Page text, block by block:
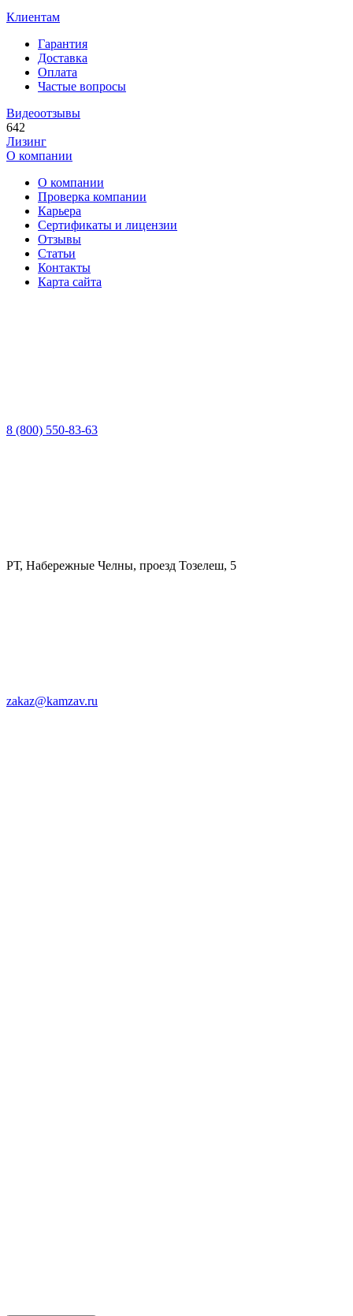
Клиентам
Гарантия
Доставка
Оплата
Частые вопросы
Видеоотзывы
642
Лизинг
О компании
О компании
Проверка компании
Карьера
Сертификаты и лицензии
Отзывы
Статьи
Контакты
Карта сайта
8 (800) 550-83-63
РТ, Набережные Челны, проезд Тозелеш, 5
zakaz@kamzav.ru